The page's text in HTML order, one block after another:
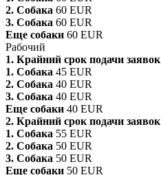
2. Собака 60 EUR
3. Собака 60 EUR
Еще собаки 60 EUR
Рабочий
1. Крайний срок подачи заявок
1. Собака 45 EUR
2. Собака 40 EUR
3. Собака 40 EUR
Еще собаки 40 EUR
2. Крайний срок подачи заявок
1. Собака 55 EUR
2. Собака 50 EUR
3. Собака 50 EUR
Еще собаки 50 EUR